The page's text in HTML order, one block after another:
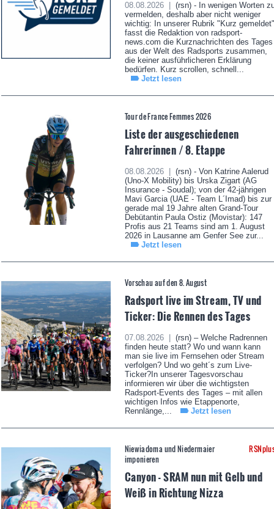
08.08.2026 |
(rsn) - In wenigen Worten
vermelden, deshalb aber nicht weniger
wichtig: In unserer Rubrik "Kurz gemeldet"
fasst die Redaktion von radsport-
news.com die Kurznachrichten des Tages
aus der Welt des Radsports zusammen,
die keiner ausführlicheren Erklärung
bedürfen. Kurz scrollen, schnell...
Jetzt lesen
Tour de France Femmes 2026
Liste der ausgeschiedenen
Fahrerinnen / 8. Etappe
08.08.2026 |
(rsn) - Von Katrine Aalerud
(Uno-X Mobility) bis Urska Zigart (AG
Insurance - Soudal); von der 42-jährigen
Mavi Garcia (UAE - Team L´Imad) bis zur
gerade mal 19 Jahre alten Grand-Tour
Debütantin Paula Ostiz (Movistar): 147
Profis aus 21 Teams sind am 1. August
2026 in Lausanne am Genfer See zur...
Jetzt lesen
Vorschau auf den 8. August
Radsport live im Stream, TV und
Ticker: Die Rennen des Tages
07.08.2026 |
(rsn) – Welche Radrennen
finden heute statt? Wo und wann kann
man sie live im Fernsehen oder Stream
verfolgen? Und wo geht´s zum Live-
Ticker?In unserer Tagesvorschau
informieren wir über die wichtigsten
Radsport-Events des Tages – mit allen
wichtigen Infos wie Etappenorte,
Rennlänge,...
Jetzt lesen
Niewiadoma und Niedermaier
imponieren
Canyon - SRAM nun mit Gelb und
Weiß in Richtung Nizza